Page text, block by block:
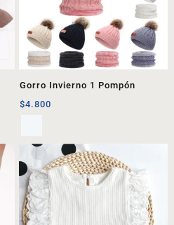
Gorro Invierno 1 Pompón
$4.800